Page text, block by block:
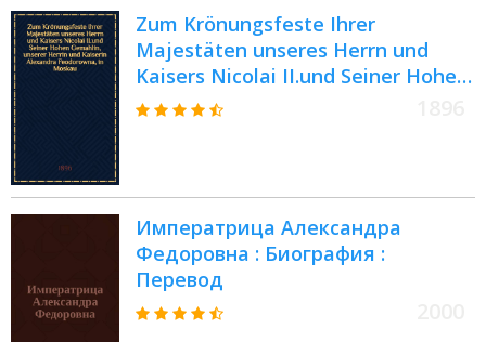
Zum Krönungsfeste Ihrer
Majestäten unseres Herrn und
Kaisers Nicolai II.und Seiner Hohen
Gemahlin, unserer Herrin und
Императрица Александра
Федоровна : Биография :
Перевод